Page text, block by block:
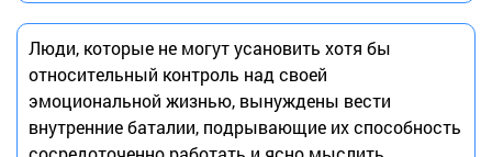
Люди, которые не могут усановить хотя бы
относительный контроль над своей
эмоциональной жизнью, вынуждены вести
внутренние баталии, подрывающие их способность